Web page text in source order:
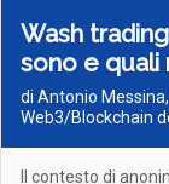
Wash
sono e quali
di Antonio
Web3/Blockchain
Il contesto di